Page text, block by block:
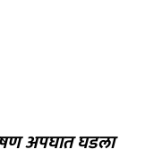
अपघात घडला